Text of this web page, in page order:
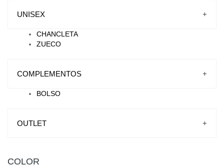
UNISEX +
CHANCLETA
ZUECO
COMPLEMENTOS +
BOLSO
OUTLET +
COLOR